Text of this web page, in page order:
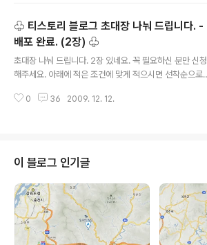
2만 답글 인증샷 클린 히트라는 월척(!)을 담아, 기억과 기
록을 위해 작성하는 포스트입니다. 주최측(?) 마음대로 진
행한 2만 답글 이벤트 결과 발표도 실려 있습니다. ^^ ▩ 2
만 답글 위업! 20000 replies 돌파! ^^ 모두들 감사합니
번째 답글의 주인공은? 19998 아련_ 님 ..
♧ 티스토리 블로그 초대장 나눠 드립니다. -
배포 완료. (2장) ♧
초대장 나눠 드립니다. 2장 있네요. 꼭 필요하신 분만 신청
해주세요. 아래에 적은 조건에 맞게 적으시면 선착순으로
내드릴 수 없습니다. ▩ 조건에 맞게 신청하시면 선착순으
0 36 2009. 12. 12.
이 블로그 인기글